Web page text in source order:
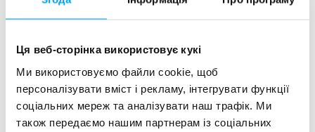
Ця веб-сторінка використовує кукі
Ми використовуємо файли cookie, щоб
персоналізувати вміст і рекламу, інтегрувати функції
соціальних мереж та аналізувати наш трафік. Ми
також передаємо нашим партнерам із соціальних
See more references
Показ 3 для 156 Референції